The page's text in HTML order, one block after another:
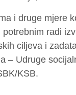
i druge mjere
potrebnim radi
ciljeva i
– Udruge
KSB.